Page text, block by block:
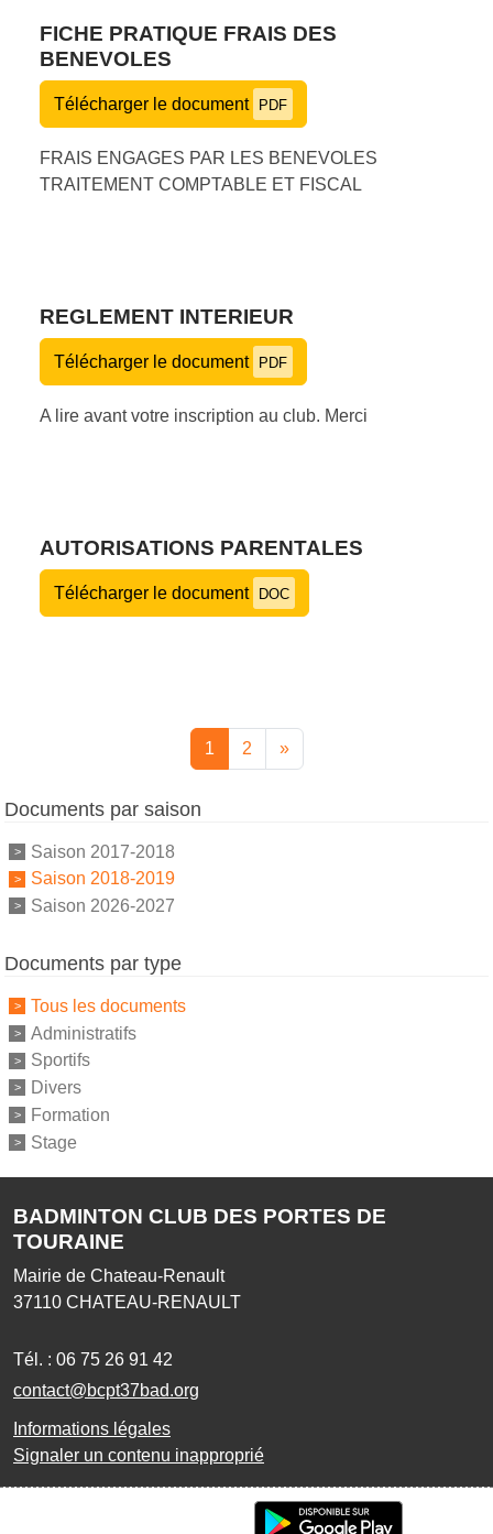
FICHE PRATIQUE FRAIS DES
BENEVOLES
Télécharger le document PDF
FRAIS ENGAGES PAR LES BENEVOLES
TRAITEMENT COMPTABLE ET FISCAL
REGLEMENT INTERIEUR
Télécharger le document PDF
A lire avant votre inscription au club. Merci
AUTORISATIONS PARENTALES
Télécharger le document DOC
1 2 »
Documents par saison
Saison 2017-2018
Saison 2018-2019
Saison 2026-2027
Documents par type
Tous les documents
Administratifs
Sportifs
Divers
Formation
Stage
BADMINTON CLUB DES PORTES DE
TOURAINE
Mairie de Chateau-Renault
37110 CHATEAU-RENAULT
Tél. : 06 75 26 91 42
contact@bcpt37bad.org
Informations légales
Signaler un contenu inapproprié